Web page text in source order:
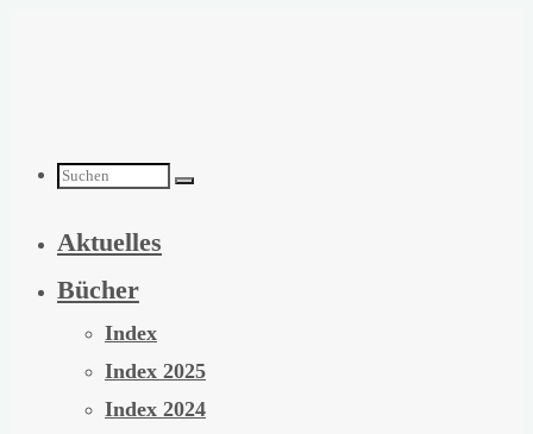
Suchen
nach:
Aktuelles
Bücher
Index
Index 2025
Index 2024